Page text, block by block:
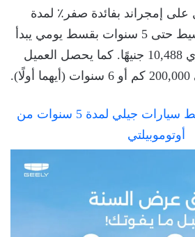
إمجراند بفائدة صفر٪ لمدة
عام، مع إمكانية التقسيط حتى 5 سنوات بقسط يومي يبدأ
من 338 جنيهًا أو شهري 10,488 جنيهًا. كما يحصل العميل